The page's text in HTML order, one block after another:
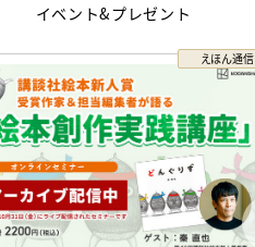
イベント&プレゼント
えほん通信